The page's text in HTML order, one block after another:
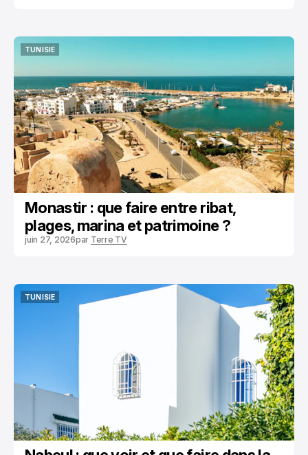
TUNISIE
Monastir : que faire entre ribat,
plages, marina et patrimoine ?
juin 27, 2026par Terre TV
TUNISIE